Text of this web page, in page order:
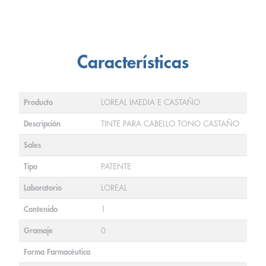
Características
Producto LOREAL IMEDIA E CASTAÑO
Descripción TINTE PARA CABELLO TONO CASTAÑO
Sales
Tipo PATENTE
Laboratorio LOREAL
Contenido 1
Gramaje 0
Forma Farmacéutica